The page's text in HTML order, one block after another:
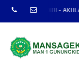
- MANDIRI -